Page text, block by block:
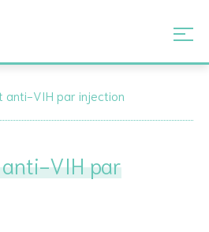
anti-VIH par injection
VIH par